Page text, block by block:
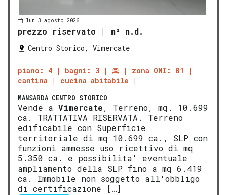
lun 3 agosto 2026
prezzo riservato | m² n.d.
Centro Storico, Vimercate
piano: 4 bagni: 3
zona OMI: B1
cantina
cucina abitabile
MANSARDA CENTRO STORICO
Vende a Vimercate, Terreno, mq. 10.699
ca. TRATTATIVA RISERVATA. Terreno
edificabile con Superficie
territoriale di mq 10.699 ca., SLP con
funzioni ammesse uso ricettivo di mq
5.350 ca. e possibilita' eventuale
ampliamento della SLP fino a mq 6.419
ca. Immobile non soggetto all'obbligo
di certificazione […]